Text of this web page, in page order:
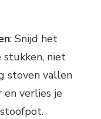
: Snijd het
stukken, niet
stoven vallen
en verlies je